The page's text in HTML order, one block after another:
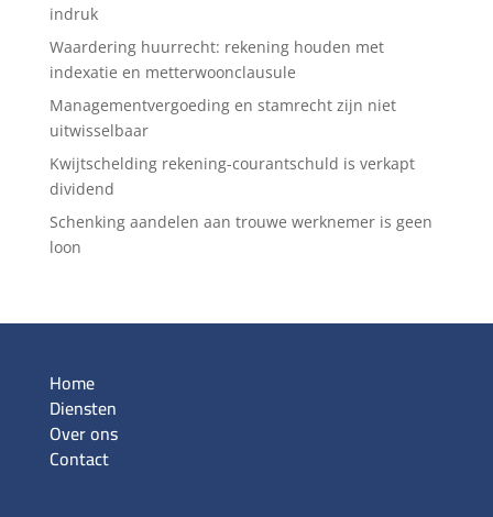
indruk
Waardering huurrecht: rekening houden met
indexatie en metterwoonclausule
Managementvergoeding en stamrecht zijn niet
uitwisselbaar
Kwijtschelding rekening-courantschuld is verkapt
dividend
Schenking aandelen aan trouwe werknemer is geen
loon
Home
Diensten
Over ons
Contact